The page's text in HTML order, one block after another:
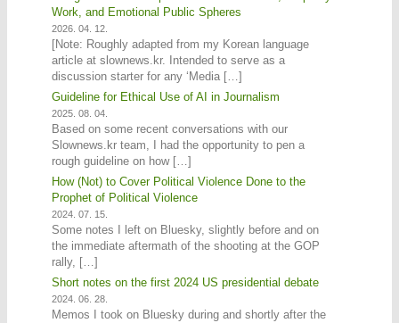
Work, and Emotional Public Spheres
2026. 04. 12.
[Note: Roughly adapted from my Korean language
article at slownews.kr. Intended to serve as a
discussion starter for any ‘Media […]
Guideline for Ethical Use of AI in Journalism
2025. 08. 04.
Based on some recent conversations with our
Slownews.kr team, I had the opportunity to pen a
rough guideline on how […]
How (Not) to Cover Political Violence Done to the
Prophet of Political Violence
2024. 07. 15.
Some notes I left on Bluesky, slightly before and on
the immediate aftermath of the shooting at the GOP
rally, […]
Short notes on the first 2024 US presidential debate
2024. 06. 28.
Memos I took on Bluesky during and shortly after the